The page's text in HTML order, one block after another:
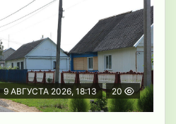
9 АВГУСТА 2026, 18:13 20